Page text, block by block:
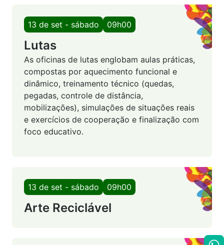
13 de set - sábado 09h00
Lutas
As oficinas de lutas englobam aulas práticas,
compostas por aquecimento funcional e
dinâmico, treinamento técnico (quedas,
pegadas, controle de distância,
mobilizações), simulações de situações reais
e exercícios de cooperação e finalização com
foco educativo.
13 de set - sábado 09h00
Arte Reciclável